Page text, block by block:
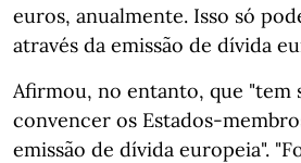
euros, anualmente. Isso só
através da emissão de dívida
Afirmou, no entanto, que
convencer os Estados-
emissão de dívida europeia".